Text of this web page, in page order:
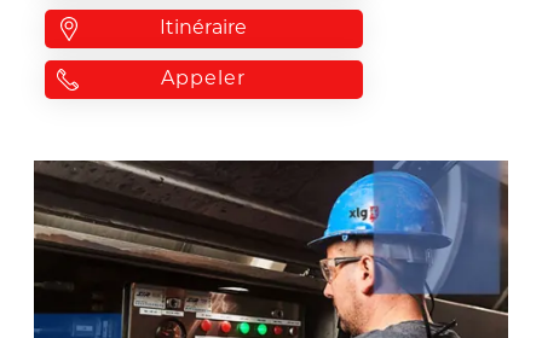
Itinéraire
Appeler